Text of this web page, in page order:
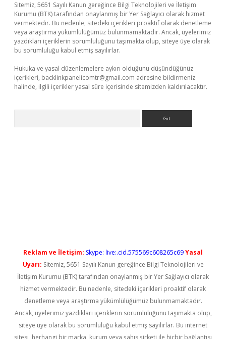
Sitemiz, 5651 Sayılı Kanun gereğince Bilgi Teknolojileri ve İletişim
Kurumu (BTK) tarafından onaylanmış bir Yer Sağlayıcı olarak hizmet
vermektedir. Bu nedenle, sitedeki içerikleri proaktif olarak denetleme
veya araştırma yükümlülüğümüz bulunmamaktadır. Ancak, üyelerimiz
yazdıkları içeriklerin sorumluluğunu taşımakta olup, siteye üye olarak
bu sorumluluğu kabul etmiş sayılırlar.
Hukuka ve yasal düzenlemelere aykırı olduğunu düşündüğünüz
içerikleri, backlinkpanelicomtr@gmail.com adresine bildirmeniz
halinde, ilgili içerikler yasal süre içerisinde sitemizden kaldırılacaktır.
Reklam ve İletişim: Skype: live:.cid.575569c608265c69Yasal
Uyarı: Sitemiz, 5651 Sayılı Kanun gereğince Bilgi Teknolojileri ve
İletişim Kurumu (BTK) tarafından onaylanmış bir Yer Sağlayıcı olarak
hizmet vermektedir. Bu nedenle, sitedeki içerikleri proaktif olarak
denetleme veya araştırma yükümlülüğümüz bulunmamaktadır.
Ancak, üyelerimiz yazdıkları içeriklerin sorumluluğunu taşımakta olup,
siteye üye olarak bu sorumluluğu kabul etmiş sayılırlar. Bu internet
sitesi, herhangi bir marka, kurum veya şahıs şirketi ile hiçbir bağlantısı